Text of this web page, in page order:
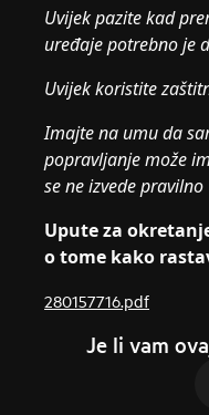
Uvijek pazite kad
uređaje potrebno je
Uvijek koristite
Imajte na umu da
popravljanje može
se ne izvede pravilno
Upute za
o tome kako
280157716.pdf
Je li vam